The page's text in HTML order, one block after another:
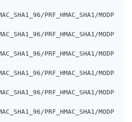
PRF_HMAC_SHA1/MODP
PRF_HMAC_SHA1/MODP
PRF_HMAC_SHA1/MODP
PRF_HMAC_SHA1/MODP
PRF_HMAC_SHA1/MODP
PRF_HMAC_SHA1/MODP